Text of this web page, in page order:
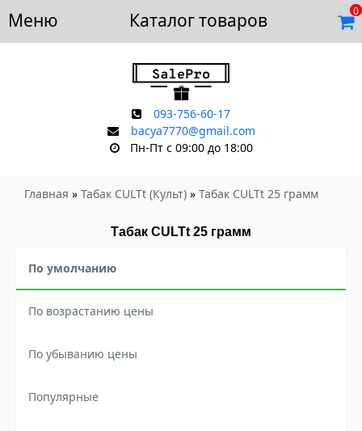
Меню Каталог товаров 0
Доставка и оплата Отзывы Скидки Контакты
093-756-60-17
bacya7770@gmail.com
Пн-Пт с 09:00 до 18:00
Главная » Табак CULTt (Культ) » Табак CULTt 25 грамм
Табак CULTt 25 грамм
По умолчанию
По возрастанию цены
По убыванию цены
Популярные